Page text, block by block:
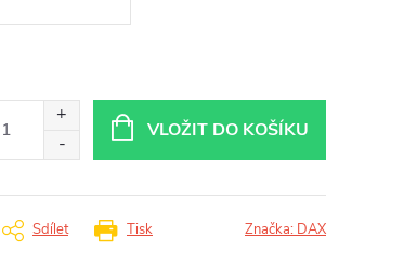
VLOŽIT DO KOŠÍKU
Tisk
Sdílet Značka: DAX